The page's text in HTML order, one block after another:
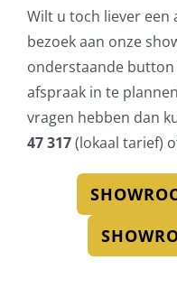
Wilt u toch liever een
bezoek aan onze
onderstaande
afspraak in te
vragen hebben dan
47 317(lokaal tarief)